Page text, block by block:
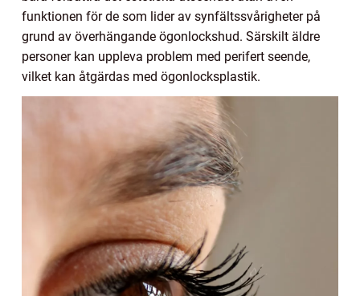
funktionen för de som lider av synfältssvårigheter på
grund av överhängande ögonlockshud. Särskilt äldre
personer kan uppleva problem med perifert seende,
vilket kan åtgärdas med ögonlocksplastik.